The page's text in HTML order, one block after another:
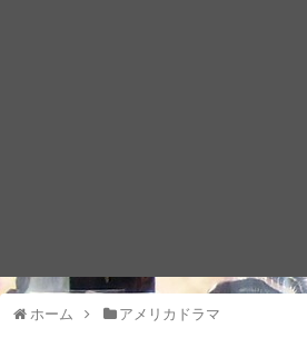
ホーム アメリカドラマ